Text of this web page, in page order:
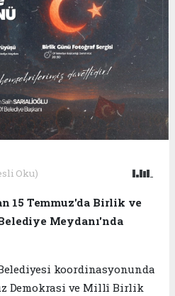
Oku)
15 Temmuz'da Birlik ve
Meydanı'nda
koordinasyonunda
Demokrasi ve Millî Birlik